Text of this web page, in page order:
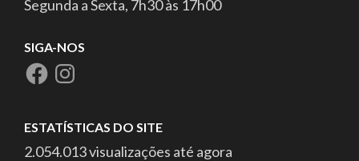
Segunda a Sexta, 7h30 às 17h00
SIGA-NOS
ESTATÍSTICAS DO SITE
2.054.013 visualizações até agora